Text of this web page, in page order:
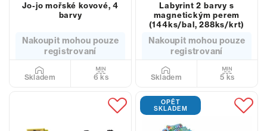
Jo-jo mořské kovové, 4
barvy
Nakoupit mohou pouze
registrovaní
Skladem 6 ks
Labyrint 2 barvy s
magnetickým perem
(144ks/bal, 288ks/krt)
Nakoupit mohou pouze
registrovaní
Skladem 5 ks
OPĚT
SKLADEM